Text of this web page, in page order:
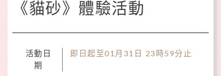
《貓砂》體驗活動
活動日
期
即日起至01月31日 23時59分止